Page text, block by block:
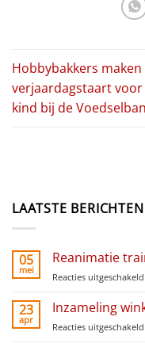
Hobbybakkers maken
verjaardagstaart voor
kind bij de
LAATSTE BERICHTEN
05
mei
Reanimatie
Reacties uitgeschakeld
23
apr
Inzameling
Reacties uitgeschakeld